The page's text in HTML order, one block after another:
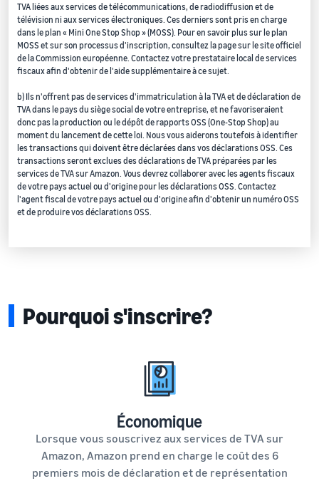
TVA liées aux services de télécommunications, de radiodiffusion et de
télévision ni aux services électroniques. Ces derniers sont pris en charge
dans le plan « Mini One Stop Shop » (MOSS). Pour en savoir plus sur le plan
MOSS et sur son processus d'inscription, consultez la page sur le site officiel
de la Commission européenne. Contactez votre prestataire local de services
fiscaux afin d'obtenir de l'aide supplémentaire à ce sujet.
b) Ils n'offrent pas de services d'immatriculation à la TVA et de déclaration de
TVA dans le pays du siège social de votre entreprise, et ne favoriseraient
donc pas la production ou le dépôt de rapports OSS (One-Stop Shop) au
moment du lancement de cette loi. Nous vous aiderons toutefois à identifier
les transactions qui doivent être déclarées dans vos déclarations OSS. Ces
transactions seront exclues des déclarations de TVA préparées par les
services de TVA sur Amazon. Vous devrez collaborer avec les agents fiscaux
de votre pays actuel ou d'origine pour les déclarations OSS. Contactez
l'agent fiscal de votre pays actuel ou d'origine afin d'obtenir un numéro OSS
et de produire vos déclarations OSS.
Pourquoi s'inscrire?
Économique
Lorsque vous souscrivez aux services de TVA sur
Amazon, Amazon prend en charge le coût des 6
premiers mois de déclaration et de représentation